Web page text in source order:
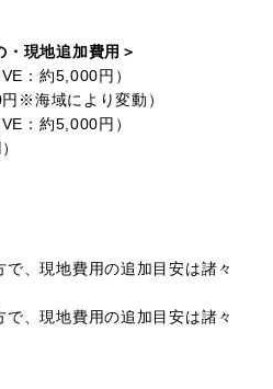
・現地追加費用＞
：約5,000円）
※海域により変動）
：約5,000円）
、現地費用の追加目安は諸々
、現地費用の追加目安は諸々